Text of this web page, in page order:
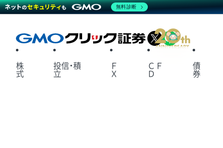
X
株
式
投信・積
立
Ｆ
Ｘ
ＣＦ
Ｄ
債
券
無料診断